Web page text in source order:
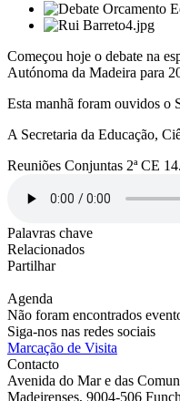
Começou hoje o debate na
Autónoma da Madeira para
Esta manhã foram ouvidos o
A Secretaria da Educação,
Reuniões Conjuntas 2ª CE
Palavras chave
Relacionados
Partilhar
Agenda
Não foram encontrados
Siga-nos nas redes sociais
Marcação de Visita
Contacto
Avenida do Mar e das
Madeirenses, 9004-506